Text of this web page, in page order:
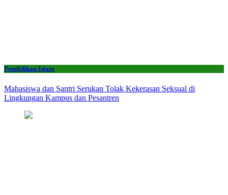
Pendidikan Islam
Mahasiswa dan Santri Serukan Tolak Kekerasan Seksual di
Lingkungan Kampus dan Pesantren